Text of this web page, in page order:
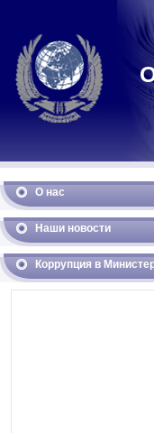
О нас
Наши новости
Коррупция в